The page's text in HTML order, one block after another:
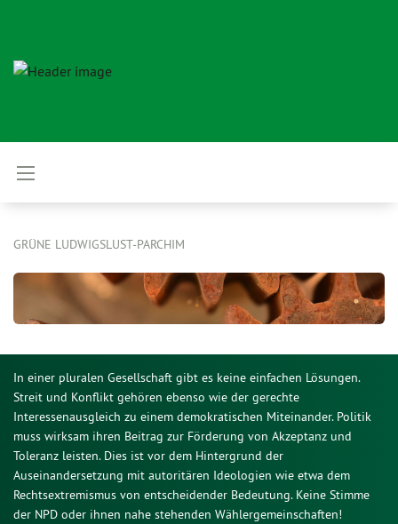
GRÜNE LUDWIGSLUST-PARCHIM
In einer pluralen Gesellschaft gibt es keine einfachen Lösungen.
Streit und Konflikt gehören ebenso wie der gerechte
Interessenausgleich zu einem demokratischen Miteinander. Politik
muss wirksam ihren Beitrag zur Förderung von Akzeptanz und
Toleranz leisten. Dies ist vor dem Hintergrund der
Auseinandersetzung mit autoritären Ideologien wie etwa dem
Rechtsextremismus von entscheidender Bedeutung. Keine Stimme
der NPD oder ihnen nahe stehenden Wählergemeinschaften!